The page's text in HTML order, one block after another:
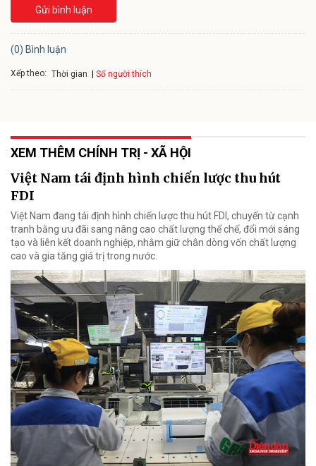
Gửi bình luận
(0) Bình luận
Xếp theo: Thời gian Số người thích
XEM THÊM CHÍNH TRỊ - XÃ HỘI
Việt Nam tái định hình chiến lược thu hút
FDI
Việt Nam đang tái định hình chiến lược thu hút FDI, chuyển từ cạnh
tranh bằng ưu đãi sang nâng cao chất lượng thể chế, đổi mới sáng
tạo và liên kết doanh nghiệp, nhằm giữ chân dòng vốn chất lượng
cao và gia tăng giá trị trong nước.